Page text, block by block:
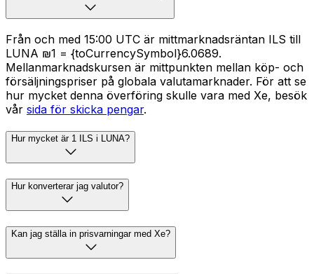
Från och med 15:00 UTC är mittmarknadsräntan ILS till
LUNA ₪1 = {toCurrencySymbol}6.0689.
Mellanmarknadskursen är mittpunkten mellan köp- och
försäljningspriser på globala valutamarknader. För att se
hur mycket denna överföring skulle vara med Xe, besök
vår sida för skicka pengar.
Hur mycket är 1 ILS i LUNA?
Hur konverterar jag valutor?
Kan jag ställa in prisvarningar med Xe?